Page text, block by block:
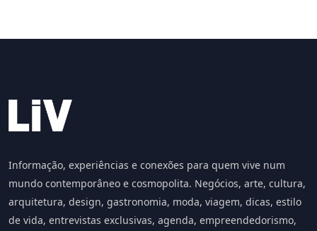
Informação, experiências e conexões para quem vive num
mundo contemporâneo e cosmopolita. Negócios, arte, cultura,
arquitetura, design, gastronomia, moda, viagem, dicas, estilo
de vida, entrevistas exclusivas, agenda, empreendedorismo,